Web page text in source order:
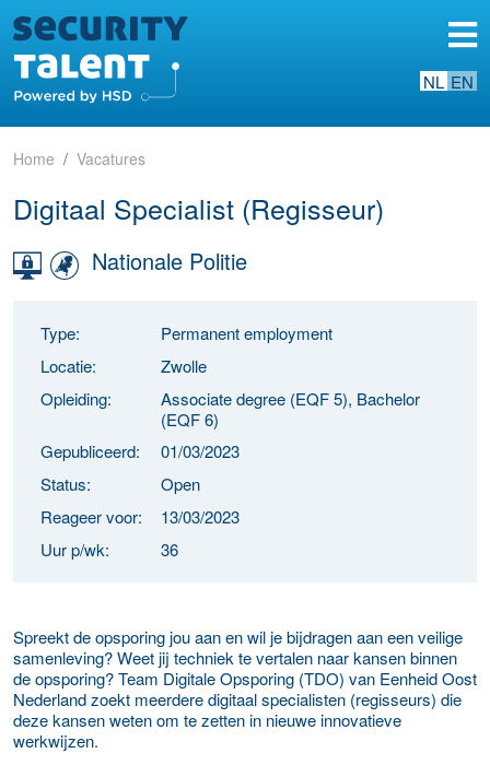
NL EN
Home Vacatures
Digitaal Specialist (Regisseur)
Nationale Politie
Type:
Permanent employment
Locatie:
Zwolle
Opleiding:
Associate degree (EQF 5), Bachelor
(EQF 6)
Gepubliceerd:
01/03/2023
Status:
Open
Reageer voor:
13/03/2023
Uur p/wk:
36
Spreekt de opsporing jou aan en wil je bijdragen aan een veilige
samenleving? Weet jij techniek te vertalen naar kansen binnen
de opsporing? Team Digitale Opsporing (TDO) van Eenheid Oost
Nederland zoekt meerdere digitaal specialisten (regisseurs) die
deze kansen weten om te zetten in nieuwe innovatieve
werkwijzen.